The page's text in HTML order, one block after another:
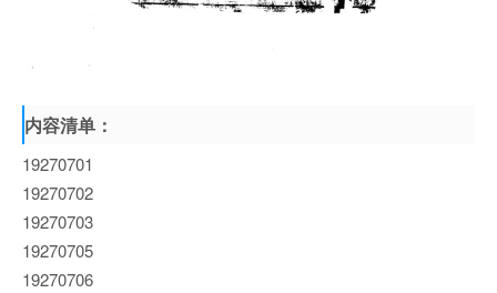
内容清单：
19270701
19270702
19270703
19270705
19270706